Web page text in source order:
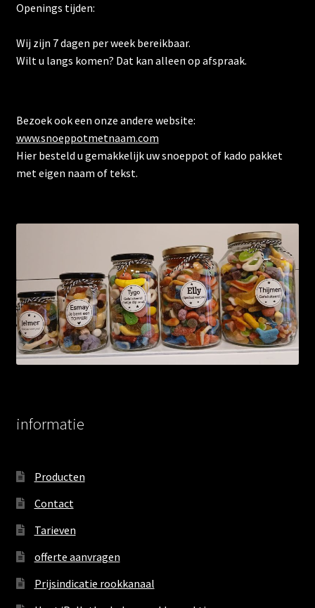
Openings tijden:
Wij zijn 7 dagen per week bereikbaar.
Wilt u langs komen? Dat kan alleen op afspraak.
Bezoek ook een onze andere website:
www.snoeppotmetnaam.com
Hier besteld u gemakkelijk uw snoeppot of kado pakket
met eigen naam of tekst.
informatie
Producten
Contact
Tarieven
offerte aanvragen
Prijsindicatie rookkanaal